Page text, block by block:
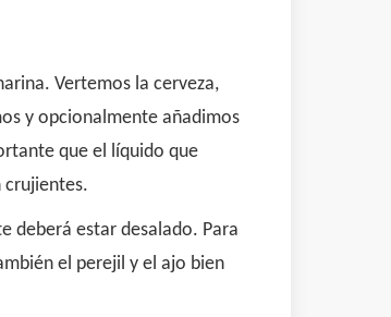
Vertemos la cerveza,
y opcionalmente añadimos
que el líquido que
crujientes.
deberá estar desalado. Para
el perejil y el ajo bien